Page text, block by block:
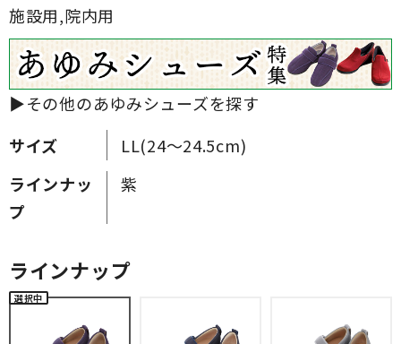
施設用,院内用
サイズ
LL(24～24.5cm)
ラインナッ
プ
紫
ラインナップ
▶その他のあゆみシューズを探す